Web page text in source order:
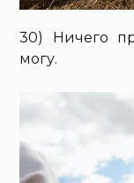
30) Ничего
могу.